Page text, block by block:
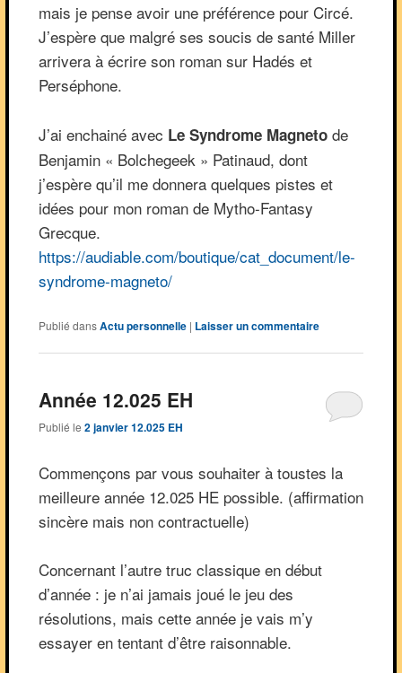
mais je pense avoir une préférence pour Circé.
J’espère que malgré ses soucis de santé Miller
arrivera à écrire son roman sur Hadés et
Perséphone.
J’ai enchainé avec Le Syndrome Magnetode
Benjamin « Bolchegeek » Patinaud, dont
j’espère qu’il me donnera quelques pistes et
idées pour mon roman de Mytho-Fantasy
Grecque.
https://audiable.com/boutique/cat_document/le-
syndrome-magneto/
Publié dans Actu personnelle | Laisser un commentaire
Année 12.025 EH
Publié le 2 janvier 12.025 EH
Commençons par vous souhaiter à toustes la
meilleure année 12.025 HE possible. (affirmation
sincère mais non contractuelle)
Concernant l’autre truc classique en début
d’année : je n’ai jamais joué le jeu des
résolutions, mais cette année je vais m’y
essayer en tentant d’être raisonnable.